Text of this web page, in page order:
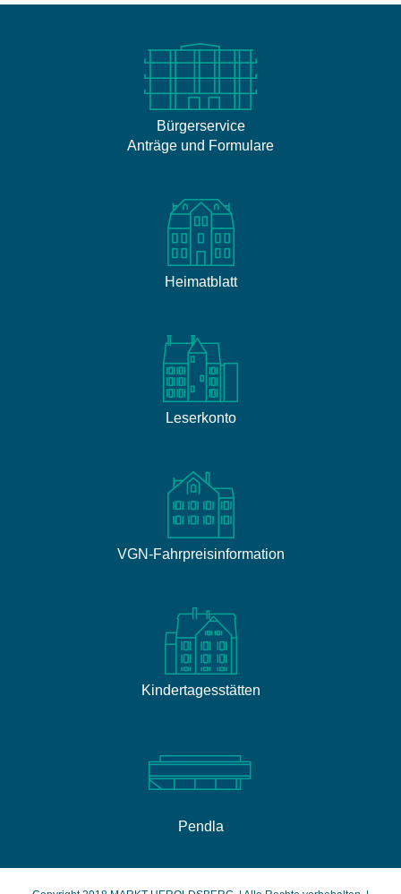
Bürgerservice
Anträge und Formulare
Heimatblatt
Leserkonto
VGN-Fahrpreisinformation
Kindertagesstätten
Pendla